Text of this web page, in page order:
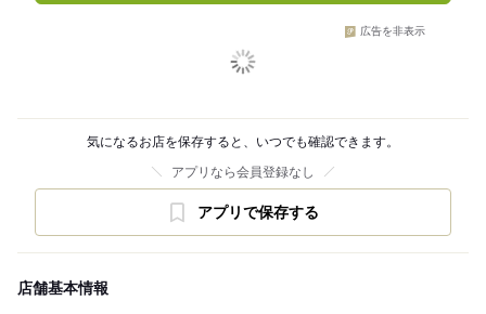
広告を非表示
気になるお店を保存すると、いつでも確認できます。
アプリなら会員登録なし
アプリで保存する
店舗基本情報